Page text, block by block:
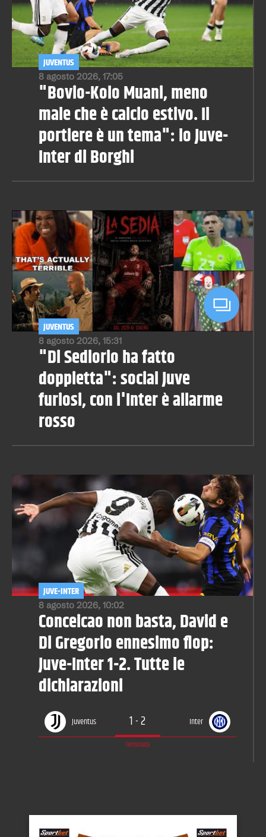
8 agosto 2026, 17:05
JUVENTUS
"Bovio-Kolo Muani, meno
male che è calcio estivo. Il
portiere è un tema": lo Juve-
Inter di Borghi
8 agosto 2026, 15:31
JUVENTUS
"Di Sediorio ha fatto
doppietta": social Juve
furiosi, con l'Inter è allarme
rosso
8 agosto 2026, 10:02
JUVE-INTER
Conceicao non basta, David e
Di Gregorio ennesimo flop:
Juve-Inter 1-2. Tutte le
dichiarazioni
Juventus 1-2 Inter
Terminata